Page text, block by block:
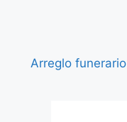
Arreglo funerario